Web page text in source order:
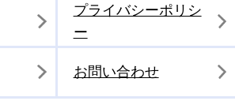
プライバシーポリシ
ー
お問い合わせ